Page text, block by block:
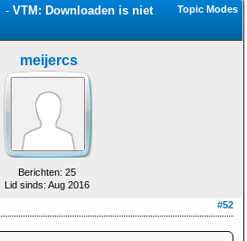
Topic Modes
- VTM: Downloaden is niet
meijercs
Berichten: 25
Lid sinds: Aug 2016
#52